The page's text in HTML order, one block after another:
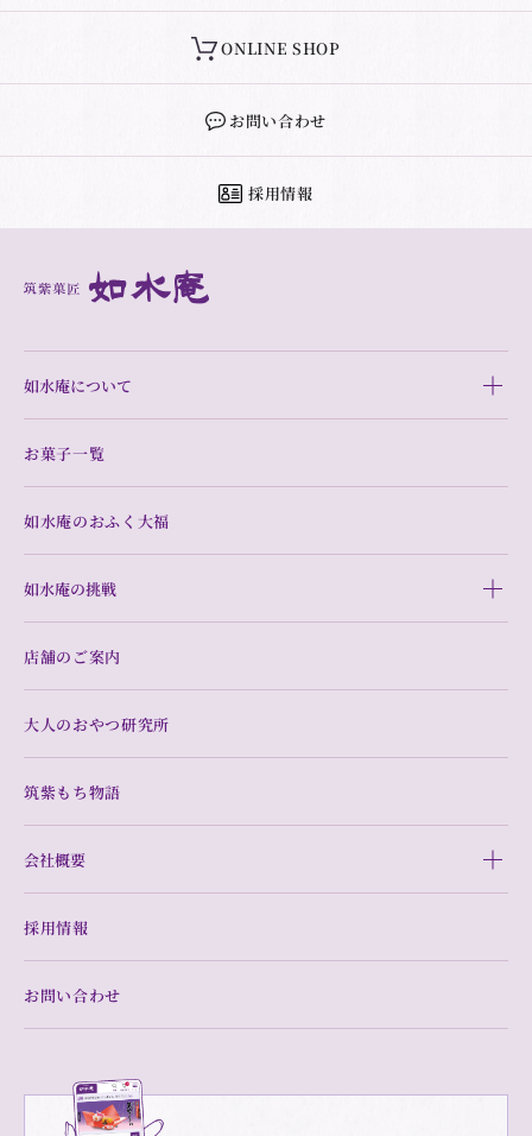
ONLINE SHOP
お問い合わせ
採用情報
如水庵について
お菓子一覧
如水庵のおふく大福
如水庵の挑戦
店舗のご案内
大人のおやつ研究所
筑紫もち物語
会社概要
採用情報
お問い合わせ